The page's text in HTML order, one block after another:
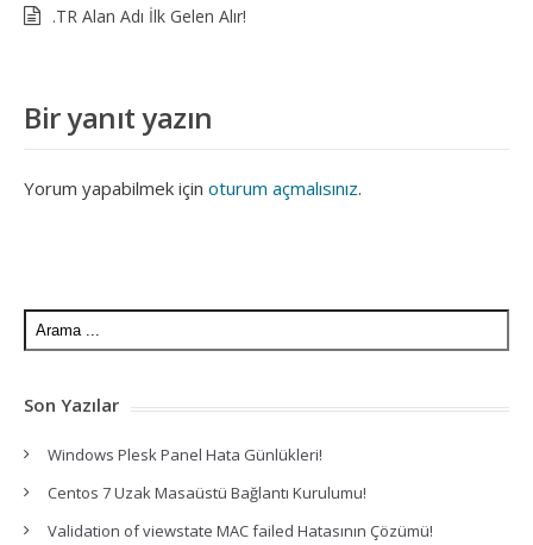
.TR Alan Adı İlk Gelen Alır!
Bir yanıt yazın
Yorum yapabilmek için oturum açmalısınız.
Son Yazılar
Windows Plesk Panel Hata Günlükleri!
Centos 7 Uzak Masaüstü Bağlantı Kurulumu!
Validation of viewstate MAC failed Hatasının Çözümü!